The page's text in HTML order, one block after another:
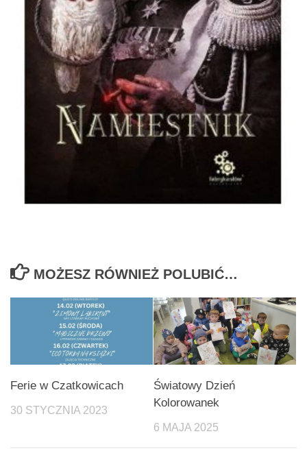
MOŻESZ RÓWNIEŻ POLUBIĆ…
Ferie w Czatkowicach
30 STYCZNIA 2023
Światowy Dzień
Kolorowanek
6 MAJA 2025